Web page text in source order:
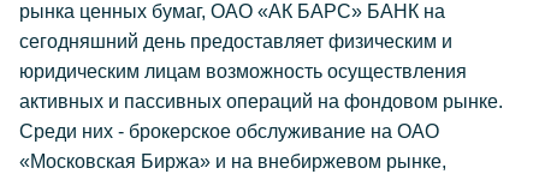
рынка ценных бумаг, ОАО «АК БАРС» БАНК на
сегодняшний день предоставляет физическим и
юридическим лицам возможность осуществления
активных и пассивных операций на фондовом рынке.
Среди них - брокерское обслуживание на ОАО
«Московская Биржа» и на внебиржевом рынке,